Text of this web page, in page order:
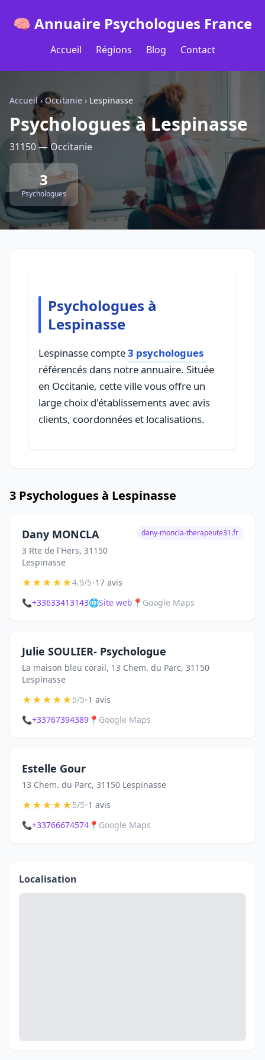
🧠 Annuaire Psychologues France
Accueil Régions Blog Contact
Accueil› Occitanie › Lespinasse
Psychologues à Lespinasse
31150 — Occitanie
3
Psychologues
Psychologues à
Lespinasse
Lespinasse compte3 psychologues
référencés dans notre annuaire. Située
en Occitanie, cette ville vous offre un
large choix d'établissements avec avis
clients, coordonnées et localisations.
3 Psychologues à Lespinasse
Dany MONCLA
3 Rte de l'Hers, 31150
Lespinasse
dany-moncla-therapeute31.fr
★★★★★4.9/5•17 avis
📞+33633413143🌐Site web 📍 Google Maps
Julie SOULIER- Psychologue
La maison bleu corail, 13 Chem. du Parc, 31150
Lespinasse
★★★★★5/5•1 avis
📞+33767394389 📍 Google Maps
Estelle Gour
13 Chem. du Parc, 31150 Lespinasse
★★★★★5/5•1 avis
📞+33766674574 📍 Google Maps
Localisation